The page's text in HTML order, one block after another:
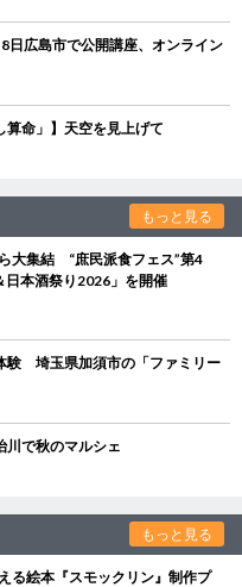
広島市で公開講座、オンライン
算命」】天空を見上げて
もっと見る
大集結 “庶民派食フェス”第4
日本酒祭り2026」を開催
験 埼玉県加須市の「ファミリー
川で秋のマルシェ
もっと見る
る絵本『スモックリン』制作プ